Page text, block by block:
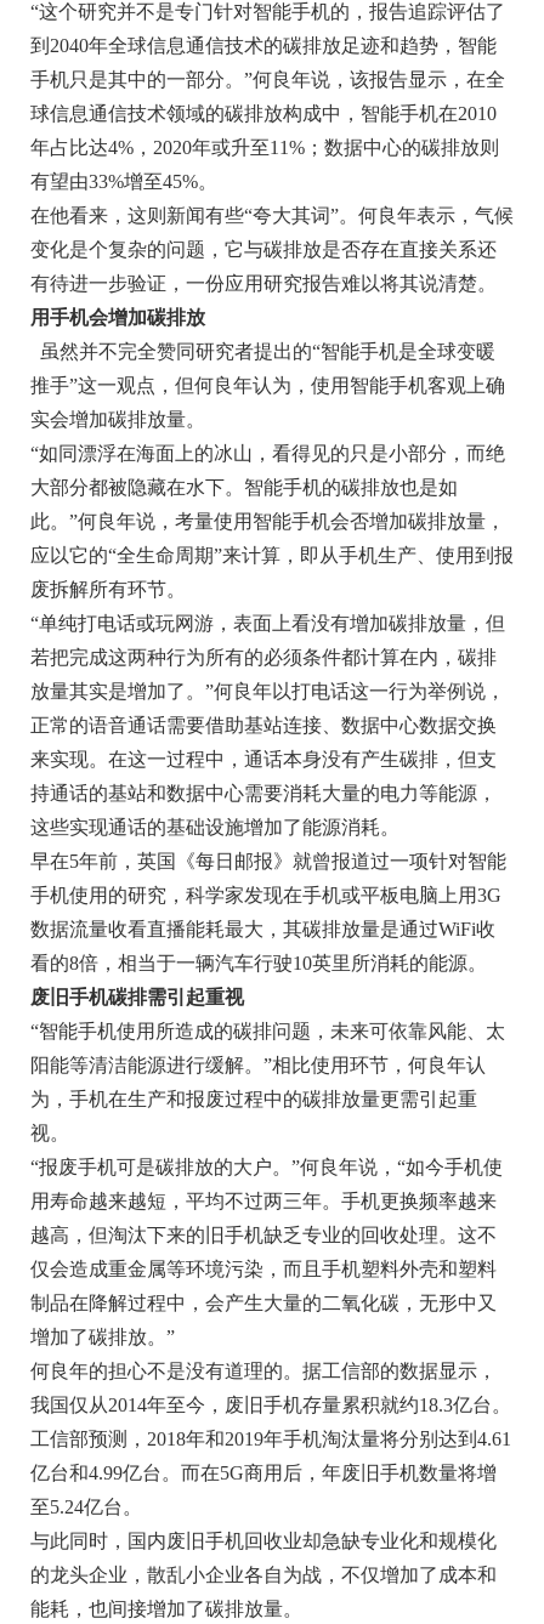
“这个研究并不是专门针对智能手机的，报告追踪评估了
到2040年全球信息通信技术的碳排放足迹和趋势，智能
手机只是其中的一部分。”何良年说，该报告显示，在全
球信息通信技术领域的碳排放构成中，智能手机在2010
年占比达4%，2020年或升至11%；数据中心的碳排放则
有望由33%增至45%。
在他看来，这则新闻有些“夸大其词”。何良年表示，气候
变化是个复杂的问题，它与碳排放是否存在直接关系还
有待进一步验证，一份应用研究报告难以将其说清楚。
用手机会增加碳排放
虽然并不完全赞同研究者提出的“智能手机是全球变暖
推手”这一观点，但何良年认为，使用智能手机客观上确
实会增加碳排放量。
“如同漂浮在海面上的冰山，看得见的只是小部分，而绝
大部分都被隐藏在水下。智能手机的碳排放也是如
此。”何良年说，考量使用智能手机会否增加碳排放量，
应以它的“全生命周期”来计算，即从手机生产、使用到报
废拆解所有环节。
“单纯打电话或玩网游，表面上看没有增加碳排放量，但
若把完成这两种行为所有的必须条件都计算在内，碳排
放量其实是增加了。”何良年以打电话这一行为举例说，
正常的语音通话需要借助基站连接、数据中心数据交换
来实现。在这一过程中，通话本身没有产生碳排，但支
持通话的基站和数据中心需要消耗大量的电力等能源，
这些实现通话的基础设施增加了能源消耗。
早在5年前，英国《每日邮报》就曾报道过一项针对智能
手机使用的研究，科学家发现在手机或平板电脑上用3G
数据流量收看直播能耗最大，其碳排放量是通过WiFi收
看的8倍，相当于一辆汽车行驶10英里所消耗的能源。
废旧手机碳排需引起重视
“智能手机使用所造成的碳排问题，未来可依靠风能、太
阳能等清洁能源进行缓解。”相比使用环节，何良年认
为，手机在生产和报废过程中的碳排放量更需引起重
视。
“报废手机可是碳排放的大户。”何良年说，“如今手机使
用寿命越来越短，平均不过两三年。手机更换频率越来
越高，但淘汰下来的旧手机缺乏专业的回收处理。这不
仅会造成重金属等环境污染，而且手机塑料外壳和塑料
制品在降解过程中，会产生大量的二氧化碳，无形中又
增加了碳排放。”
何良年的担心不是没有道理的。据工信部的数据显示，
我国仅从2014年至今，废旧手机存量累积就约18.3亿台。
工信部预测，2018年和2019年手机淘汰量将分别达到4.61
亿台和4.99亿台。而在5G商用后，年废旧手机数量将增
至5.24亿台。
与此同时，国内废旧手机回收业却急缺专业化和规模化
的龙头企业，散乱小企业各自为战，不仅增加了成本和
能耗，也间接增加了碳排放量。